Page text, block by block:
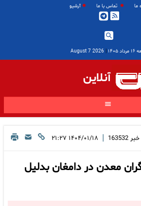
ما تماس با ما آرشیو
۱۴۰۵ |
2026 August 7
آنلاین
163532
| ۱۴۰۴/۰۱/۱۸ ۲۱:۲۷
کارگران معدن در دامغان بدلیل